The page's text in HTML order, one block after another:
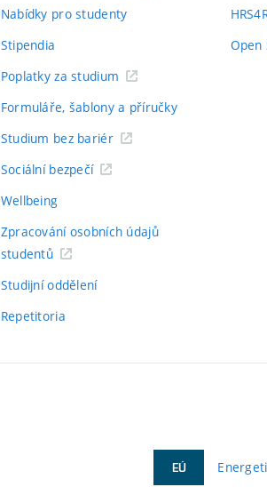
Nabídky pro studenty
Stipendia
Poplatky za studium
Formuláře, šablony a příručky
Studium bez bariér
Sociální bezpečí
Wellbeing
Zpracování osobních údajů
studentů
Studijní oddělení
Repetitoria
Open
EÚ